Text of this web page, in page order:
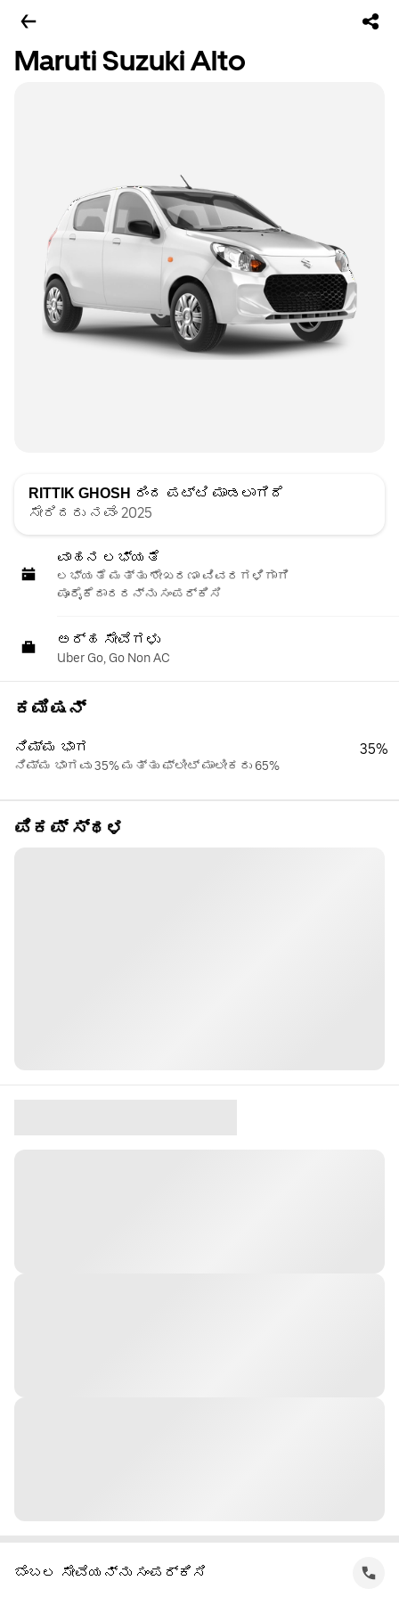
Maruti Suzuki Alto
RITTIK GHOSH ರಿಂದ ಪಟ್ಟಿ ಮಾಡಲಾಗಿದೆ
ಸೇರಿದರು ನವೆಂ 2025
ವಾಹನ ಲಭ್ಯತೆ
ಲಭ್ಯತೆ ಮತ್ತು ಶೇಖರಣಾ ವಿವರಗಳಿಗಾಗಿ
ಪೂರೈಕೆದಾರರನ್ನು ಸಂಪರ್ಕಿಸಿ
ಅರ್ಹ ಸೇವೆಗಳು
Uber Go, Go Non AC
ಕಮಿಷನ್
ನಿಮ್ಮ ಭಾಗ
ನಿಮ್ಮ ಭಾಗವು 35% ಮತ್ತು ಫ್ಲೀಟ್ ಮಾಲೀಕರು 65%
35%
ಪಿಕಪ್ ಸ್ಥಳ
ಬೆಂಬಲ ಸೇವೆಯನ್ನು ಸಂಪರ್ಕಿಸಿ